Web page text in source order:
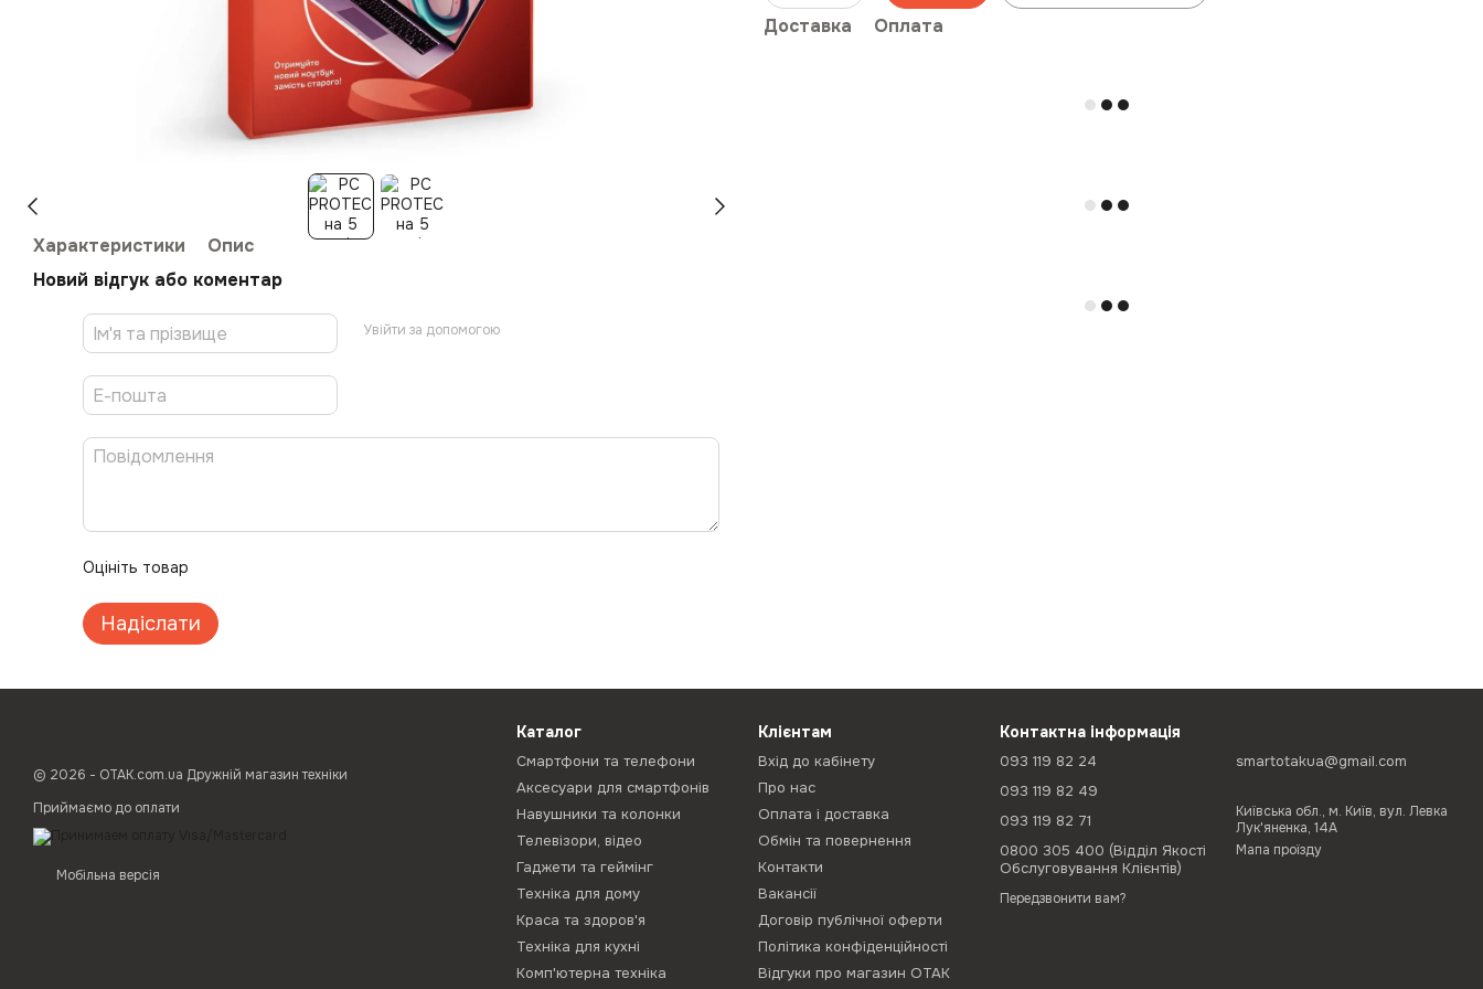
Характеристики
Опис
Новий відгук або коментар
Увійти за допомогою
Оцініть товар
Надіслати
Доставка Оплата
© 2026 - ОТАК.com.ua Дружній магазин техніки
Приймаємо до оплати
Мобільна версія
Каталог
Смартфони та телефони
Аксесуари для смартфонів
Навушники та колонки
Телевізори, відео
Гаджети та геймінг
Техніка для дому
Краса та здоров'я
Техніка для кухні
Комп'ютерна техніка
Клієнтам
Вхід до кабінету
Про нас
Оплата і доставка
Обмін та повернення
Контакти
Вакансії
Договір публічної оферти
Політика конфіденційності
Відгуки про магазин ОТАК
Контактна інформація
093 119 82 24
093 119 82 49
093 119 82 71
0800 305 400 (Відділ Якості
Обслуговування Клієнтів)
Передзвонити вам?
smartotakua@gmail.com
Київська обл., м. Київ, вул. Левка
Лук'яненка, 14А
Мапа проїзду